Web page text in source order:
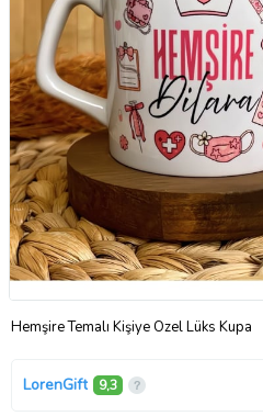
Hemşire Temalı Kişiye Özel Lüks Kupa
LorenGift 9,3